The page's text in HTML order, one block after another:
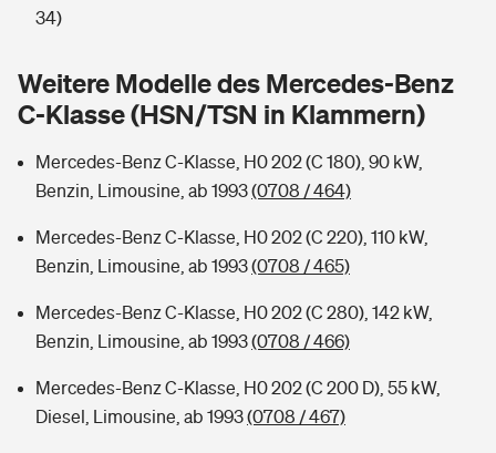
Hochwasser-Check: Wie gefährdet ist Ihr Haus?
Wer versichert was: Jetzt Versicherer finden
Sie haben Fragen?
Private Cyberversicherung
Musikinstrumentenversicherung
Typklassen: So ist Ihr Auto eingestuft
Sie haben Fragen?
Rentenrechner: Wie viel Geld bekomme ich im Alter?
34)
Weitere Modelle des Mercedes-Benz
C-Klasse (HSN/TSN in Klammern)
Mercedes-Benz C-Klasse, H0 202 (C 180), 90 kW,
Benzin, Limousine, ab 1993(0708 / 464)
Mercedes-Benz C-Klasse, H0 202 (C 220), 110 kW,
Benzin, Limousine, ab 1993(0708 / 465)
Mercedes-Benz C-Klasse, H0 202 (C 280), 142 kW,
Benzin, Limousine, ab 1993(0708 / 466)
Mercedes-Benz C-Klasse, H0 202 (C 200 D), 55 kW,
Diesel, Limousine, ab 1993(0708 / 467)